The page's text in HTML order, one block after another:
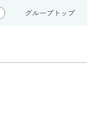
グループトップ